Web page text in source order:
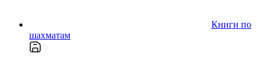
Книги по
шахматам